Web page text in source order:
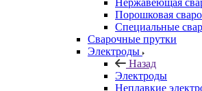
Нержавеющая
Порошковая
Специальные
Сварочные прутки
Электроды
Назад
Электроды
Неплавкие